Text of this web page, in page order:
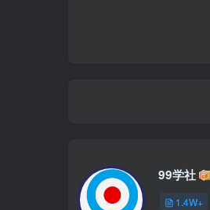
99学社
1.4W+